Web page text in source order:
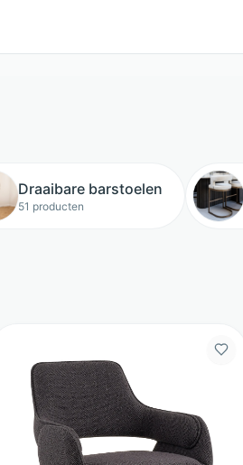
Draaibare barstoelen
51 producten